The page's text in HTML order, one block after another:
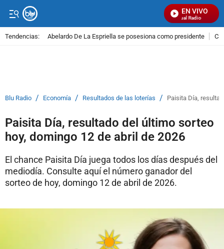
EN VIVO
Señal Visual Radio
Tendencias: Abelardo De La Espriella se posesiona como presidente
Blu Radio / Economía / Resultados de las loterías / Paisita Día,
Paisita Día, resultado del último sorteo
hoy, domingo 12 de abril de 2026
El chance Paisita Día juega todos los días después del
mediodía. Consulte aquí el número ganador del
sorteo de hoy, domingo 12 de abril de 2026.